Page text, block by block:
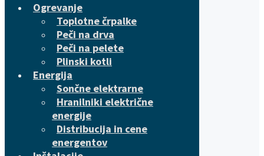
Ogrevanje
Toplotne črpalke
Peči na drva
Peči na pelete
Plinski kotli
Energija
Sončne elektrarne
Hranilniki električne
energije
Distribucija in cene
energentov